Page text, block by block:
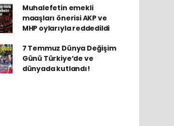
Muhalefetin emekli
maaşları önerisi AKP ve
MHP oylarıyla reddedildi
7 Temmuz Dünya Değişim
Günü Türkiye’de ve
dünyada kutlandı!